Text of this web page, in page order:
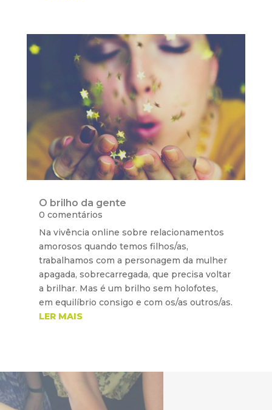
O brilho da gente
0 comentários
Na vivência online sobre relacionamentos
amorosos quando temos filhos/as,
trabalhamos com a personagem da mulher
apagada, sobrecarregada, que precisa voltar
a brilhar. Mas é um brilho sem holofotes,
em equilíbrio consigo e com os/as outros/as.
LER MAIS